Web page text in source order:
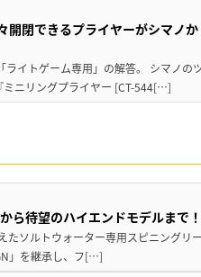
開閉できるプライヤーがシマノか
イトゲーム専用」の解答。 シマノの
ミニリングプライヤー [CT-544[…]
ら待望のハイエンドモデルまで！
たソルトウォーター専用スピニングリー
」を継承し、フ[…]